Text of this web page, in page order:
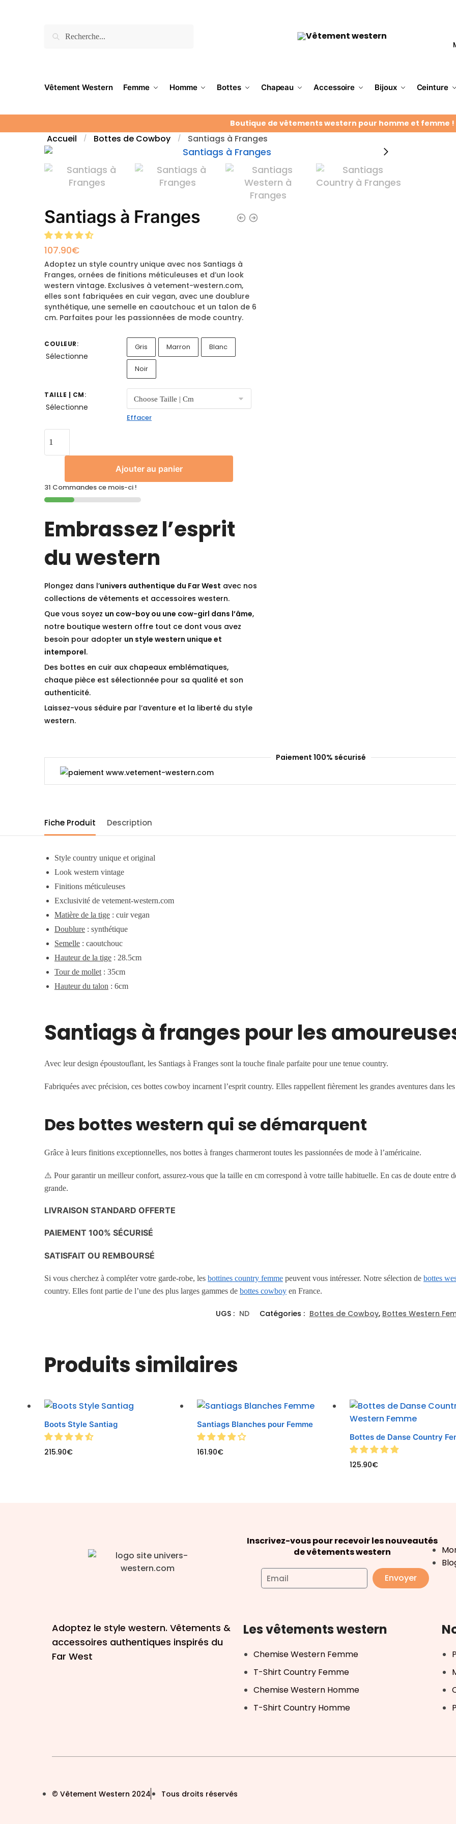
Vêtement Western Femme Homme Bottes Chapeau Accessoire Bijoux Ceinture
Boutique de vêtements western pour homme et femme !
Accueil / Bottes de Cowboy / Santiags à Franges
Santiags à Franges
107.90€
Adoptez un style country unique avec nos Santiags à
Franges, ornées de finitions méticuleuses et d’un look
western vintage. Exclusives à vetement-western.com,
elles sont fabriquées en cuir vegan, avec une doublure
synthétique, une semelle en caoutchouc et un talon de 6
cm. Parfaites pour les passionnées de mode country.
COULEUR:
Sélectionne
Gris Marron Blanc
Noir
TAILLE | CM:
Sélectionne
Effacer
Ajouter au panier
31 Commandes ce mois-ci !
Embrassez l’esprit
du western
Plongez dans l’univers authentique du Far West avec nos
collections de vêtements et accessoires western.
Que vous soyez un cow-boy ou une cow-girl dans l’âme,
notre boutique western offre tout ce dont vous avez
besoin pour adopter un style western unique et
intemporel.
Des bottes en cuir aux chapeaux emblématiques,
chaque pièce est sélectionnée pour sa qualité et son
authenticité.
Laissez-vous séduire par l’aventure et la liberté du style
western.
Paiement 100% sécurisé
Fiche Produit Description
Style country unique et original
Look western vintage
Finitions méticuleuses
Exclusivité de vetement-western.com
Matière de la tige : cuir vegan
Doublure : synthétique
Semelle : caoutchouc
Hauteur de la tige : 28.5cm
Tour de mollet : 35cm
Hauteur du talon : 6cm
Santiags à franges pour les
Avec leur design époustouflant, les Santiags à Franges sont la touche finale parfaite pour une tenue country.
Fabriquées avec précision, ces bottes cowboy incarnent l’esprit country. Elles rappellent fièrement les grandes aventures dans
Des bottes western qui se démarquent
Grâce à leurs finitions exceptionnelles, nos bottes à franges charmeront toutes les passionnées de mode à l’américaine.
⚠️ Pour garantir un meilleur confort, assurez-vous que la taille en cm correspond à votre taille habituelle. En cas de doute entre
grande.
LIVRAISON STANDARD OFFERTE
PAIEMENT 100% SÉCURISÉ
SATISFAIT OU REMBOURSÉ
Si vous cherchez à compléter votre garde-robe, lesbottines country femme peuvent vous intéresser. Notre sélection debottes
country. Elles font partie de l’une des plus larges gammes debottes cowboy en France.
UGS : ND Catégories : Bottes de Cowboy, Bottes Western
Produits similaires
Boots Style Santiag
215.90€
Santiags Blanches pour Femme
161.90€
Bottes de Danse Country
125.90€
Inscrivez-vous pour recevoir les nouveautés
de vêtements western
Envoyer
Adoptez le style western. Vêtements &
accessoires authentiques inspirés du
Far West
Les vêtements western
Chemise Western Femme
T-Shirt Country Femme
Chemise Western Homme
T-Shirt Country Homme
© Vêtement Western 2024 Tous droits réservés